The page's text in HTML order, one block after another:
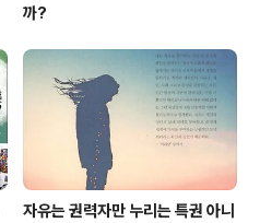
까?
자유는 권력자만 누리는 특권 아니